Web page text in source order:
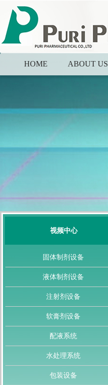
HOME ABOUT US
固体制剂设备
液体制剂设备
注射剂设备
软膏剂设备
配液系统
水处理系统
包装设备
视频中心